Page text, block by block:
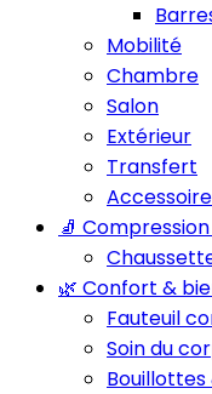
Mobilité
Chambre
Salon
Extérieur
Transfert
🧦
🌿 Confort &
Fauteuil
Soin du